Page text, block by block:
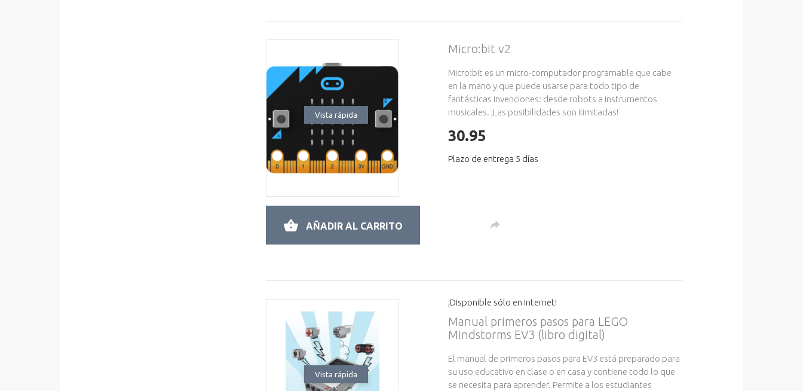
Vista rápida
Micro:bit v2
Micro:bit es un micro-computador programable que cabe
en la mano y que puede usarse para todo tipo de
fantásticas invenciones: desde robots a instrumentos
musicales. ¡Las posibilidades son ilimitadas!
30.95
Plazo de entrega 5 días
AÑADIR AL CARRITO
Vista rápida
¡Disponible sólo en Internet!
Manual primeros pasos para LEGO
Mindstorms EV3 (libro digital)
El manual de primeros pasos para EV3 está preparado para
su uso educativo en clase o en casa y contiene todo lo que
se necesita para aprender. Permite a los estudiantes